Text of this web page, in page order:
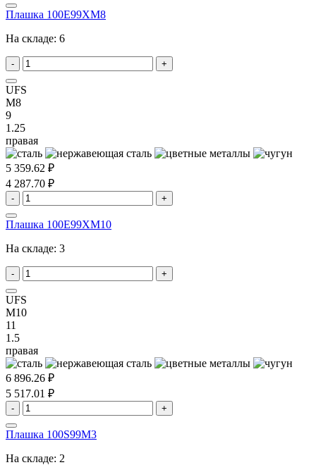
Плашка 100E99XM8
На складе: 6
- +
UFS
M8
9
1.25
правая
5 359.62 ₽
4 287.70 ₽
- +
Плашка 100E99XM10
На складе: 3
- +
UFS
M10
11
1.5
правая
6 896.26 ₽
5 517.01 ₽
- +
Плашка 100S99M3
На складе: 2